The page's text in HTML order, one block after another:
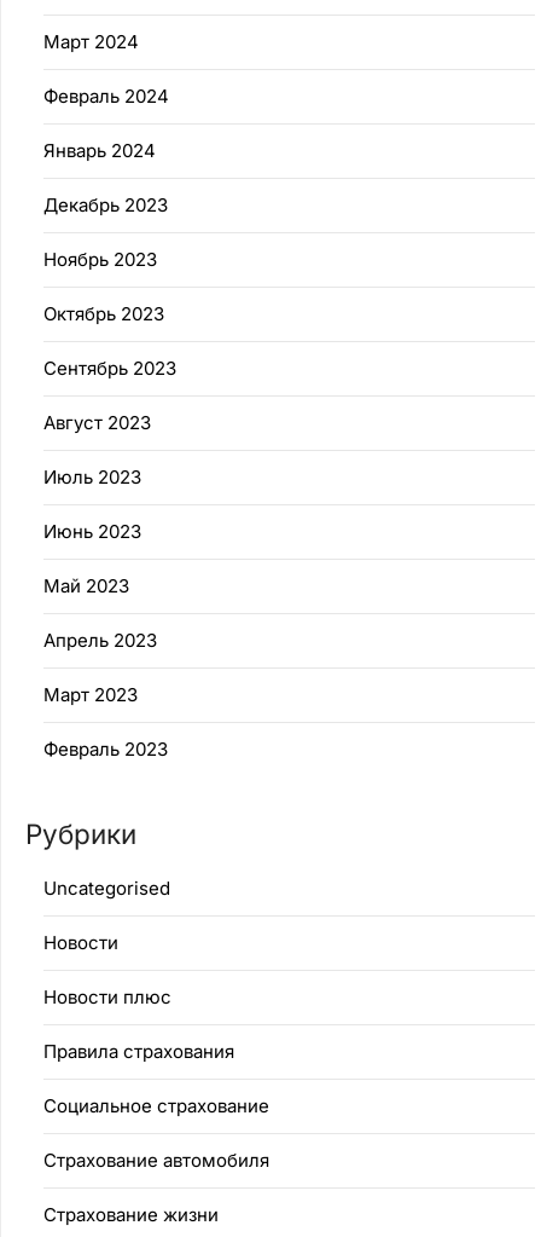
Март 2024
Февраль 2024
Январь 2024
Декабрь 2023
Ноябрь 2023
Октябрь 2023
Сентябрь 2023
Август 2023
Июль 2023
Июнь 2023
Май 2023
Апрель 2023
Март 2023
Февраль 2023
Рубрики
Uncategorised
Новости
Новости плюс
Правила страхования
Социальное страхование
Страхование автомобиля
Страхование жизни